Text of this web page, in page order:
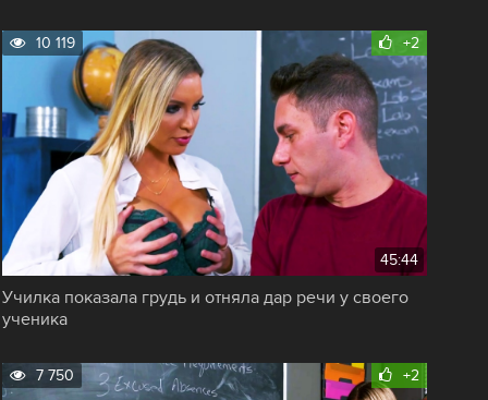
+2
10 119
45:44
Училка показала грудь и отняла дар речи у своего
ученика
+2
7 750